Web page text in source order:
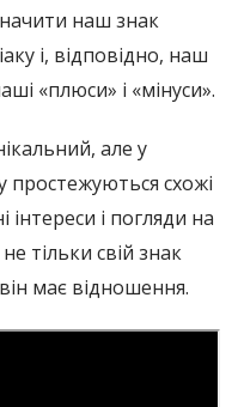
наш знак
і, відповідно, наш
«плюси» і «мінуси».
але у
простежуються схожі
інтереси і погляди на
тільки свій знак
має відношення.